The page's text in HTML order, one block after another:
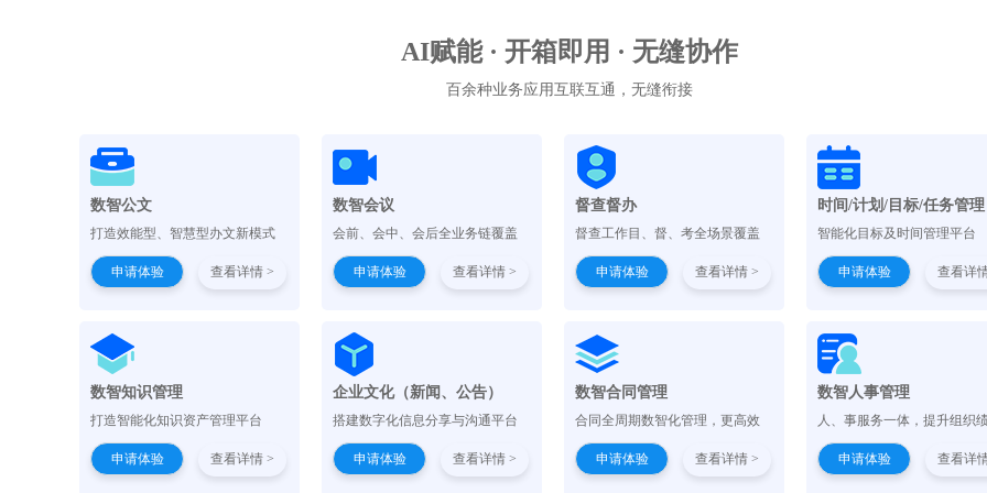
AI赋能 · 开箱即用 · 无缝协作
百余种业务应用互联互通，无缝衔接
数智公文
打造效能型、智慧型办文新模式
申请体验 查看详情 >
数智会议
会前、会中、会后全业务链覆盖
申请体验 查看详情 >
督查督办
督查工作目、督、考全场景覆盖
申请体验 查看详情 >
时间/计划/目标/任务管理
智能化目标及时间管理平台
申请体验 查看详
数智知识管理
打造智能化知识资产管理平台
申请体验 查看详情 >
企业文化（新闻、公告）
搭建数字化信息分享与沟通平台
申请体验 查看详情 >
数智合同管理
合同全周期数智化管理，更高效
申请体验 查看详情 >
数智人事管理
人、事服务一体，提升组织
申请体验 查看详